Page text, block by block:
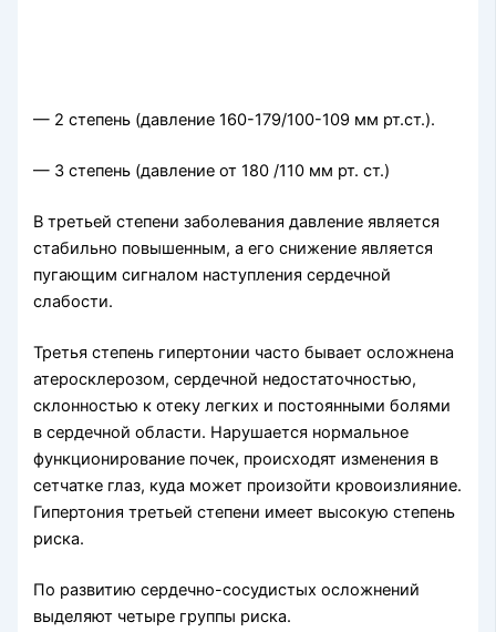
— 2 степень (давление 160-179/100-109 мм рт.ст.).
— 3 степень (давление от 180 /110 мм рт. ст.)
В третьей степени заболевания давление является
стабильно повышенным, а его снижение является
пугающим сигналом наступления сердечной
слабости.
Третья степень гипертонии часто бывает осложнена
атеросклерозом, сердечной недостаточностью,
склонностью к отеку легких и постоянными болями
в сердечной области. Нарушается нормальное
функционирование почек, происходят изменения в
сетчатке глаз, куда может произойти кровоизлияние.
Гипертония третьей степени имеет высокую степень
риска.
По развитию сердечно-сосудистых осложнений
выделяют четыре группы риска.